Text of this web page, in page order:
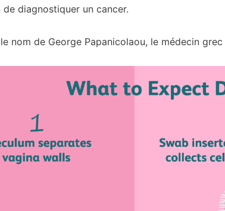
diagnostiquer un cancer.
nom de George Papanicolaou, le médecin